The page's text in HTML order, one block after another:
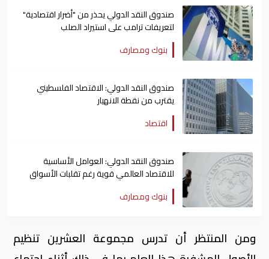
صندوق النقد الدولي يحذر من "أضرار اقتصادية"
لتعريفات ترامب على استيراد الصلب
بنوك ومصارف
صندوق النقد الدولي: الاقتصاد الفلسطيني
يقترب من نقطة الانهيار
اقتصاد
صندوق النقد الدولي: العوامل الأساسية
للاقتصاد العالمي قوية رغم تقلبات الأسواق
بنوك ومصارف
ومن المنتظر أن تدرس مجموعة العشرين تنظيم